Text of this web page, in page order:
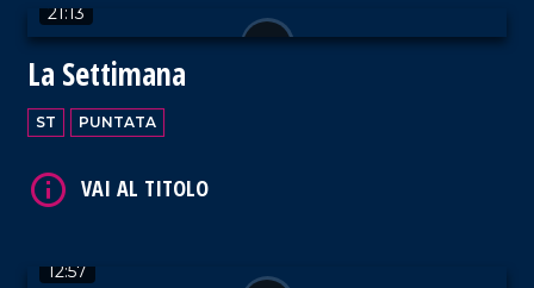
21:13
La Settimana
ST PUNTATA
12:57
VAI AL TITOLO